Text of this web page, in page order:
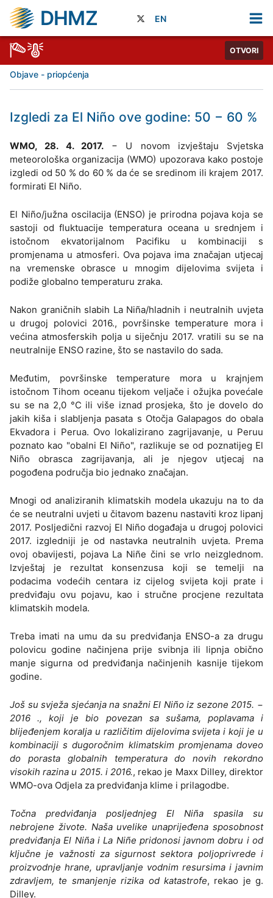
DHMZ EN
OTVORI
Objave - priopćenja
Izgledi za El Niño ove godine: 50 − 60 %
WMO, 28. 4. 2017.− U novom izvještaju Svjetska
meteorološka organizacija (WMO) upozorava kako postoje
izgledi od 50 % do 60 % da će se sredinom ili krajem 2017.
formirati El Niño.
El Niño/južna oscilacija (ENSO) je prirodna pojava koja se
sastoji od fluktuacije temperatura oceana u srednjem i
istočnom ekvatorijalnom Pacifiku u kombinaciji s
promjenama u atmosferi. Ova pojava ima značajan utjecaj
na vremenske obrasce u mnogim dijelovima svijeta i
podiže globalno temperaturu zraka.
Nakon graničnih slabih La Niña/hladnih i neutralnih uvjeta
u drugoj polovici 2016., površinske temperature mora i
većina atmosferskih polja u siječnju 2017. vratili su se na
neutralnije ENSO razine, što se nastavilo do sada.
Međutim, površinske temperature mora u krajnjem
istočnom Tihom oceanu tijekom veljače i ožujka povećale
su se na 2,0 °C ili više iznad prosjeka, što je dovelo do
jakih kiša i slabljenja pasata s Otočja Galapagos do obala
Ekvadora i Perua. Ovo lokalizirano zagrijavanje, u Peruu
poznato kao "obalni El Niño", razlikuje se od poznatijeg El
Niño obrasca zagrijavanja, ali je njegov utjecaj na
pogođena područja bio jednako značajan.
Mnogi od analiziranih klimatskih modela ukazuju na to da
će se neutralni uvjeti u čitavom bazenu nastaviti kroz lipanj
2017. Posljedični razvoj El Niño događaja u drugoj polovici
2017. izgledniji je od nastavka neutralnih uvjeta. Prema
ovoj obavijesti, pojava La Niñe čini se vrlo neizglednom.
Izvještaj je rezultat konsenzusa koji se temelji na
podacima vodećih centara iz cijelog svijeta koji prate i
predviđaju ovu pojavu, kao i stručne procjene rezultata
klimatskih modela.
Treba imati na umu da su predviđanja ENSO-a za drugu
polovicu godine načinjena prije svibnja ili lipnja obično
manje sigurna od predviđanja načinjenih kasnije tijekom
godine.
Još su svježa sjećanja na snažni El Niño iz sezone 2015. −
2016 ., koji je bio povezan sa sušama, poplavama i
blijeđenjem koralja u različitim dijelovima svijeta i koji je u
kombinaciji s dugoročnim klimatskim promjenama doveo
do porasta globalnih temperatura do novih rekordno
visokih razina u 2015. i 2016., rekao je Maxx Dilley, direktor
WMO-ova Odjela za predviđanja klime i prilagodbe.
Točna predviđanja posljednjeg El Niña spasila su
nebrojene živote. Naša uvelike unaprijeđena sposobnost
predviđanja El Niña i La Niñe pridonosi javnom dobru i od
ključne je važnosti za sigurnost sektora poljoprivrede i
proizvodnje hrane, upravljanje vodnim resursima i javnim
zdravljem, te smanjenje rizika od katastrofe, rekao je g.
Dilley.